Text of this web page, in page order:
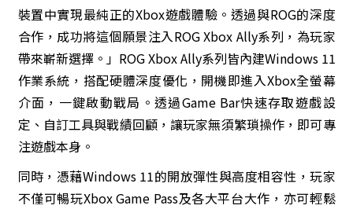
裝置中實現最純正的Xbox遊戲體驗。透過與ROG的深度
合作，成功將這個願景注入ROG Xbox Ally系列，為玩家
帶來嶄新選擇。」ROG Xbox Ally系列皆內建Windows 11
作業系統，搭配硬體深度優化，開機即進入Xbox全螢幕
介面，一鍵啟動戰局。透過Game Bar快速存取遊戲設
定、自訂工具與戰績回顧，讓玩家無須繁瑣操作，即可專
注遊戲本身。
同時，憑藉Windows 11的開放彈性與高度相容性，玩家
不僅可暢玩Xbox Game Pass及各大平台大作，亦可輕鬆